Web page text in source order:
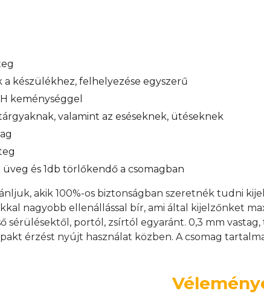
készülékhez, felhelyezése egyszerű
keménységgel
valamint az eséseknek, ütéseknek
és 1db törlőkendő a csomagban
akik 100%-os biztonságban szeretnék tudni
nagyobb ellenállással bír, ami által kijelzőnket
sérülésektől, portól, zsírtól egyaránt. 0,3 mm
érzést nyújt használat közben. A csomag